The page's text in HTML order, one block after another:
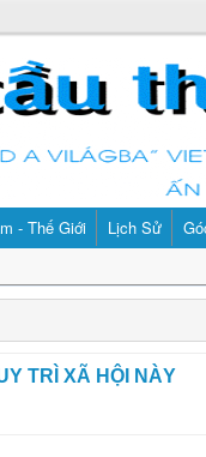
- Thế Giới Lịch Sử
TRÌ XÃ HỘI NÀY